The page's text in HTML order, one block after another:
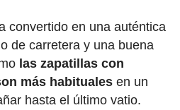
convertido en una auténtica
de carretera y una buena
las zapatillas con
más habitualesen un
hasta el último vatio.